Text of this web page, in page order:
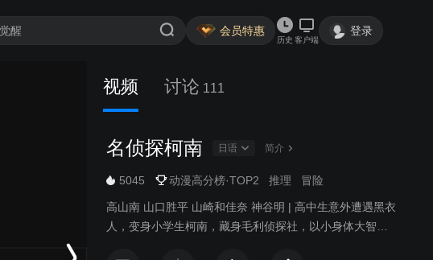
会员特惠
历史 客户端
登录
视频 讨论 111
名侦探柯南 日语 简介
5045 动漫高分榜·TOP2 推理 冒险
高山南 山口胜平 山崎和佳奈 神谷明 | 高中生意外遭遇黑衣
人，变身小学生柯南，藏身毛利侦探社，以小身体大智